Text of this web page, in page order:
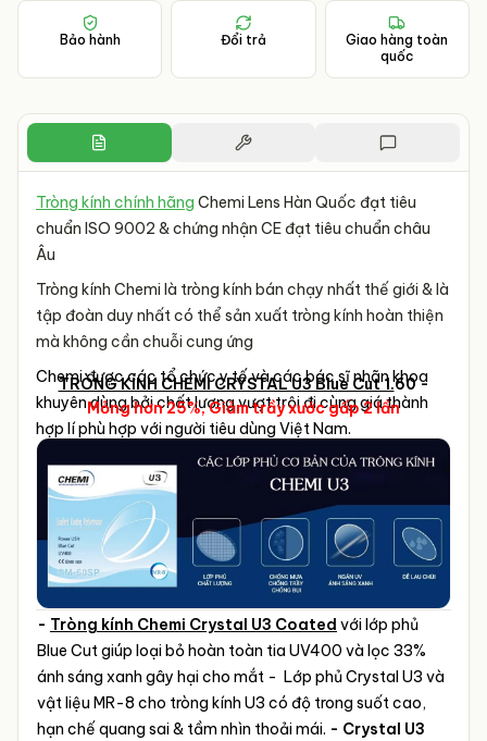
Bảo hành Đổi trả
Giao hàng toàn
quốc
Tròng kính chính hãng Chemi Lens Hàn Quốc đạt tiêu
chuẩn ISO 9002 & chứng nhận CE đạt tiêu chuẩn châu
Âu
Tròng kính Chemi là tròng kính bán chạy nhất thế giới & là
tập đoàn duy nhất có thể sản xuất tròng kính hoàn thiện
mà không cần chuỗi cung ứng
Chemi được các tổ chức y tế và các bác sĩ nhãn khoa
khuyên dùng bởi chất lượng vượt trội đi cùng giá thành
hợp lí phù hợp với người tiêu dùng Việt Nam.
TRÒNG KÍNH CHEMI CRYSTAL U3 Blue Cut 1.60 -
Mỏng hơn 25%, Giảm trầy xước gấp 2 lần
- Tròng kính Chemi Crystal U3 Coated với lớp phủ
Blue Cut giúp loại bỏ hoàn toàn tia UV400 và lọc 33%
ánh sáng xanh gây hại cho mắt - Lớp phủ Crystal U3 và
vật liệu MR-8 cho tròng kính U3 có độ trong suốt cao,
hạn chế quang sai & tầm nhìn thoải mái. - Crystal U3